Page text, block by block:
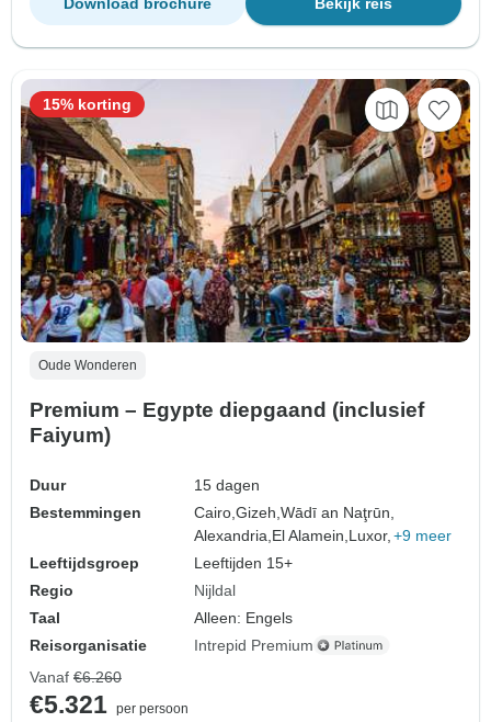
Bekijk reis
Download brochure
Oude Wonderen
Premium – Egypte diepgaand (inclusief
Faiyum)
Duur
15 dagen
Bestemmingen
Cairo,Gizeh,Wādī an Naţrūn,
Alexandria, El Alamein, Luxor, +9 meer
Leeftijdsgroep
Leeftijden 15+
Regio
Nijldal
Taal
Alleen: Engels
Reisorganisatie
Intrepid Premium
15% korting
Vanaf €6.260
€5.321 per persoon